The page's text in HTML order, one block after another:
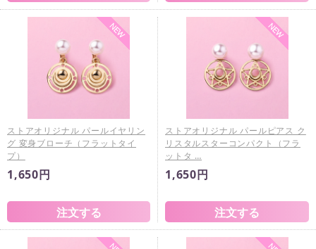
ストアオリジナル パールイヤリン
グ 変身ブローチ（フラットタイ
プ）
1,650円
ストアオリジナル パールピアス ク
リスタルスターコンパクト（フラ
ットタ …
1,650円